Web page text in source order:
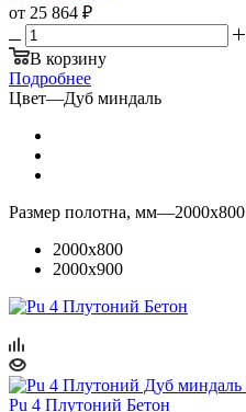
от 25 864 ₽
В корзину
Подробнее
Цвет—Дуб миндаль
Размер полотна, мм—2000x800
2000x800
2000x900
Pu 4 Плутоний Бетон